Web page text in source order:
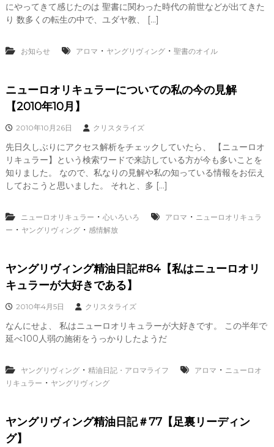
にやってきて感じたのは 聖書に関わった時代の前世などが出てきた
り 数多くの転生の中で、ユダヤ教、 […]
お知らせ アロマ ・ ヤングリヴィング・ 聖書のオイル
ニューロオリキュラーについての私の今の見解
【2010年10月】
2010年10月26日 クリスタライズ
先日久しぶりにアクセス解析をチェックしていたら、 【ニューロオ
リキュラー】という検索ワードで来訪している方が今も多いことを
知りました。 なので、私なりの見解や私の知っている情報をお伝え
しておこうと思いました。 それと、多 […]
ニューロオリキュラー ・ 心いろいろ アロマ ・ ニューロオリキュラ
ー ・ ヤングリヴィング・ 感情解放
ヤングリヴィング精油日記#84【私はニューロオリ
キュラーが大好きである】
2010年4月5日 クリスタライズ
なんにせよ、 私はニューロオリキュラーが大好きです。 この半年で
延べ100人弱の施術をうっかりしたようだ
ヤングリヴィング・ 精油日記・アロマライフ アロマ ・ ニューロオ
リキュラー ・ ヤングリヴィング
ヤングリヴィング精油日記＃77【足裏リーディン
グ】